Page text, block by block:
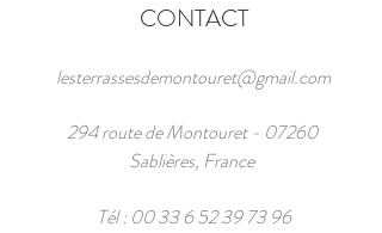
CONTACT
lesterrassesdemontouret@gmail.com
294 route de Montouret - 07260
Sablières, France
Tél : 00 33 6 52 39 73 96